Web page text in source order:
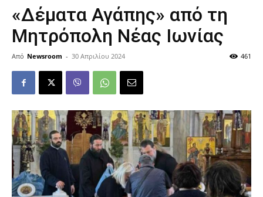
«Δέματα Αγάπης» από τη
Μητρόπολη Νέας Ιωνίας
Από Newsroom - 30 Απριλίου 2024 461